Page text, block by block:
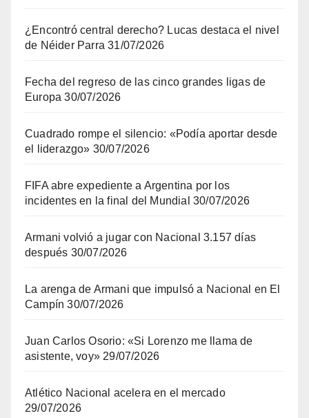
¿Encontró central derecho? Lucas destaca el nivel
de Néider Parra 31/07/2026
Fecha del regreso de las cinco grandes ligas de
Europa 30/07/2026
Cuadrado rompe el silencio: «Podía aportar desde
el liderazgo» 30/07/2026
FIFA abre expediente a Argentina por los
incidentes en la final del Mundial 30/07/2026
Armani volvió a jugar con Nacional 3.157 días
después 30/07/2026
La arenga de Armani que impulsó a Nacional en El
Campín 30/07/2026
Juan Carlos Osorio: «Si Lorenzo me llama de
asistente, voy» 29/07/2026
Atlético Nacional acelera en el mercado
29/07/2026